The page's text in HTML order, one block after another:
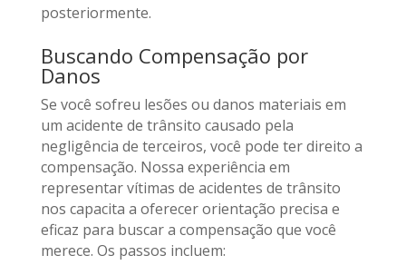
posteriormente.
Buscando Compensação por
Danos
Se você sofreu lesões ou danos materiais em
um acidente de trânsito causado pela
negligência de terceiros, você pode ter direito a
compensação. Nossa experiência em
representar vítimas de acidentes de trânsito
nos capacita a oferecer orientação precisa e
eficaz para buscar a compensação que você
merece. Os passos incluem: